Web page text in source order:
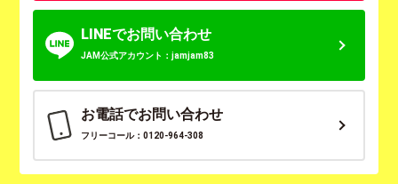
LINEでお問い合わせ
JAM公式アカウント：jamjam83
お電話でお問い合わせ
フリーコール：0120-964-308